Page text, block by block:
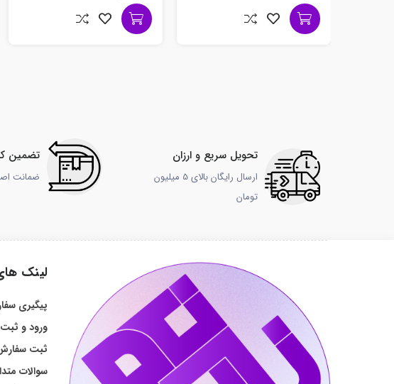
تحویل سریع و ارزان
ارسال رایگان بالای 5 میلیون
تومان
تضمین
ضمانت
لینک
پیگیری
ورود و
ثبت
سوالات